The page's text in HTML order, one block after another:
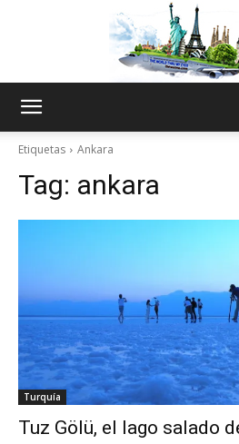
Thru
My
Etiquetas Ankara
Tag: ankara
Turquía
Tuz Gölü, el lago salado